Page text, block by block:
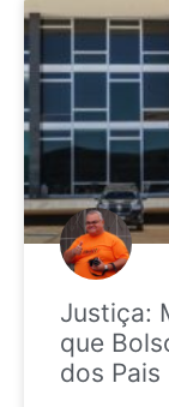
Justiça:
que
dos Pais